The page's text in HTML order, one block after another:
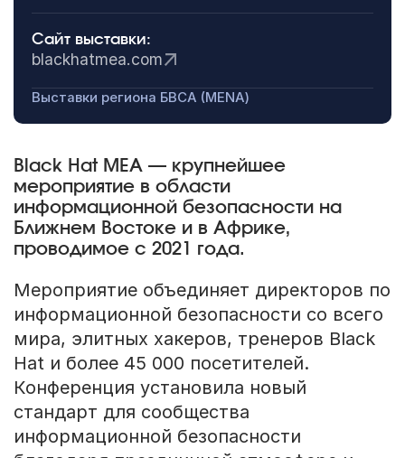
Сайт выставки:
blackhatmea.com
Выставки региона БВСА (MENA)
Black Hat MEA — крупнейшее
мероприятие в области
информационной безопасности на
Ближнем Востоке и в Африке,
проводимое с 2021 года.
Мероприятие объединяет директоров по
информационной безопасности со всего
мира, элитных хакеров, тренеров Black
Hat и более 45 000 посетителей.
Конференция установила новый
стандарт для сообщества
информационной безопасности